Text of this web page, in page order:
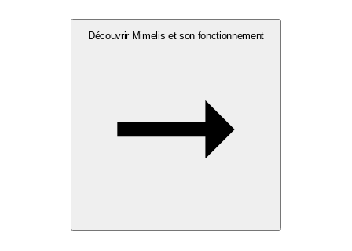
Découvrir Mimelis et son fonctionnement